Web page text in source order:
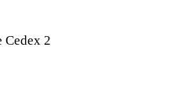
Cedex 2